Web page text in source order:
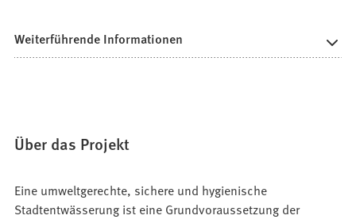
Weiterführende Informationen
Über das Projekt
Eine umweltgerechte, sichere und hygienische
Stadtentwässerung ist eine Grundvoraussetzung der